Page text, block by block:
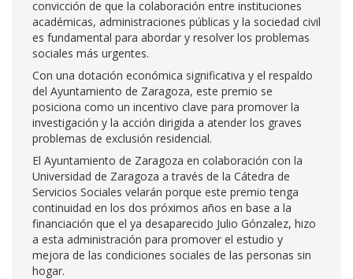
convicción de que la colaboración entre instituciones
académicas, administraciones públicas y la sociedad civil
es fundamental para abordar y resolver los problemas
sociales más urgentes.
Con una dotación económica significativa y el respaldo
del Ayuntamiento de Zaragoza, este premio se
posiciona como un incentivo clave para promover la
investigación y la acción dirigida a atender los graves
problemas de exclusión residencial.
El Ayuntamiento de Zaragoza en colaboración con la
Universidad de Zaragoza a través de la Cátedra de
Servicios Sociales velarán porque este premio tenga
continuidad en los dos próximos años en base a la
financiación que el ya desaparecido Julio Gónzalez, hizo
a esta administración para promover el estudio y
mejora de las condiciones sociales de las personas sin
hogar.